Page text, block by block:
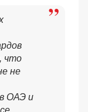
что
не
ОАЭ и